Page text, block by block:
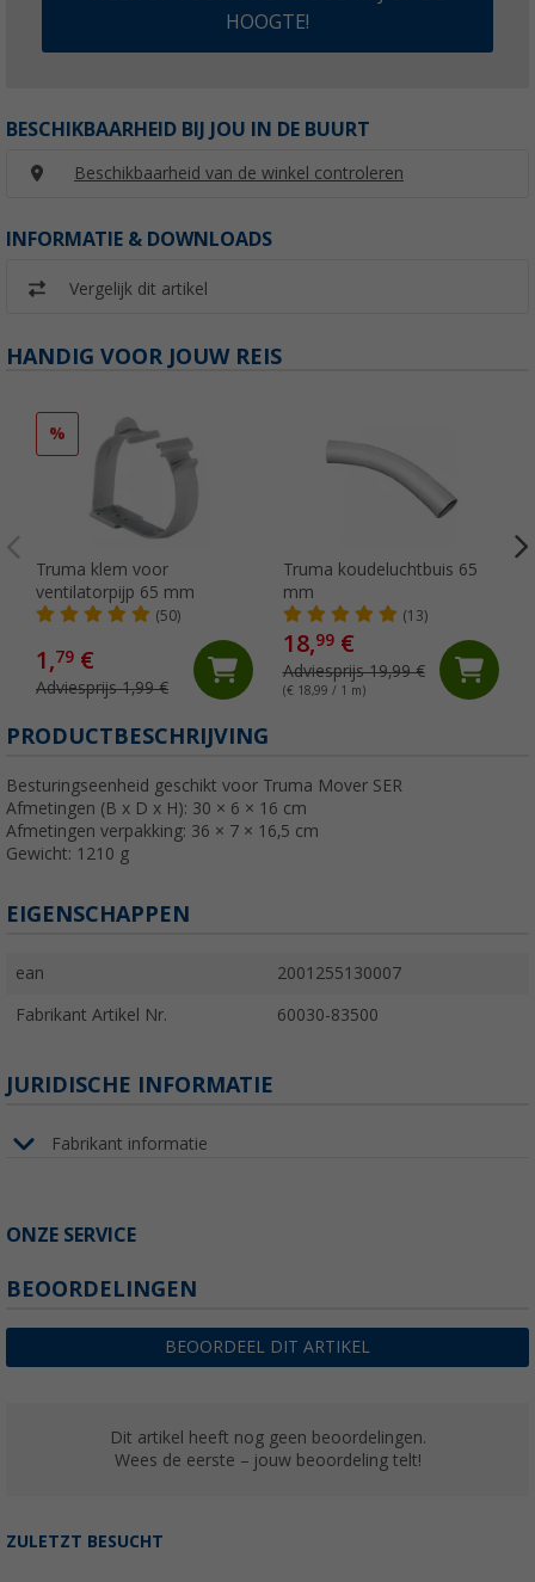
HOOGTE!
BESCHIKBAARHEID BIJ JOU IN DE BUURT
Beschikbaarheid van de winkel controleren
INFORMATIE & DOWNLOADS
Vergelijk dit artikel
HANDIG VOOR JOUW REIS
%
Truma klem voor
ventilatorpijp 65 mm
(50)
1,79 €
Adviesprijs 1,99 €
Truma koudeluchtbuis 65
mm
(13)
18,99€
Adviesprijs 19,99 €
(€ 18,99 / 1 m)
PRODUCTBESCHRIJVING
Besturingseenheid geschikt voor Truma Mover SER
Afmetingen (B x D x H): 30 × 6 × 16 cm
Afmetingen verpakking: 36 × 7 × 16,5 cm
Gewicht: 1210 g
EIGENSCHAPPEN
ean 2001255130007
Fabrikant Artikel Nr. 60030-83500
JURIDISCHE INFORMATIE
Fabrikant informatie
ONZE SERVICE
BEOORDELINGEN
BEOORDEEL DIT ARTIKEL
Dit artikel heeft nog geen beoordelingen.
Wees de eerste – jouw beoordeling telt!
ZULETZT BESUCHT